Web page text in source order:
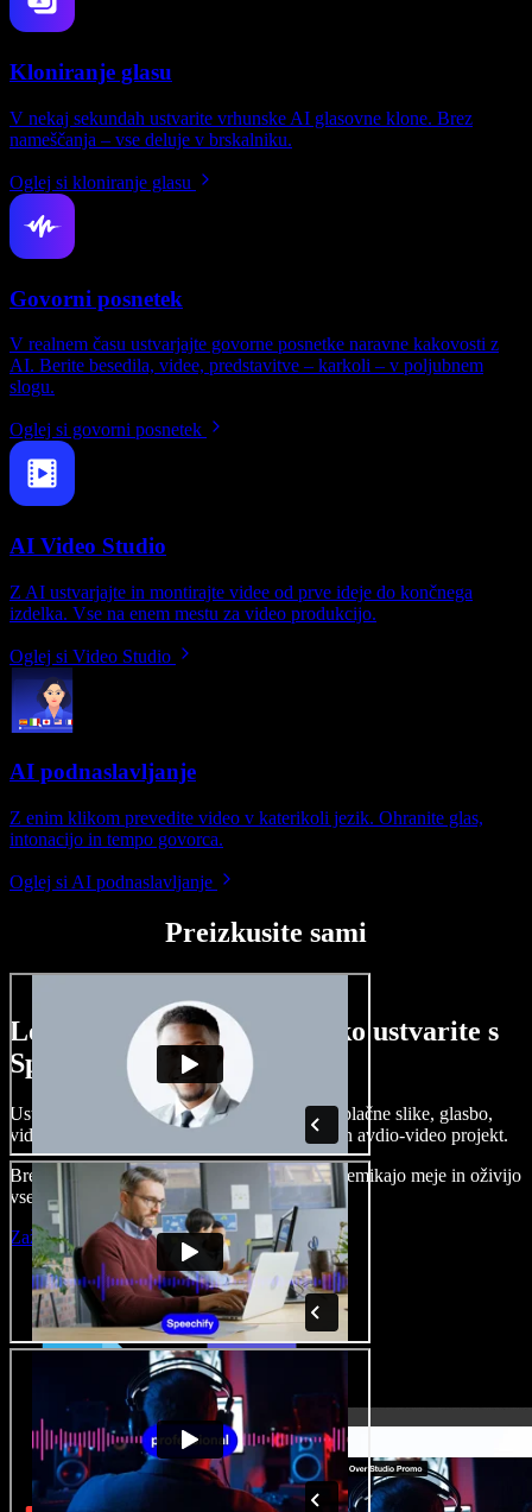
Kloniranje glasu
V nekaj sekundah ustvarite vrhunske AI glasovne klone. Brez
nameščanja – vse deluje v brskalniku.
Oglej si kloniranje glasu
Govorni posnetek
V realnem času ustvarjajte govorne posnetke naravne kakovosti z
AI. Berite besedila, videe, predstavitve – karkoli – v poljubnem
slogu.
Oglej si govorni posnetek
AI Video Studio
Z AI ustvarjajte in montirajte videe od prve ideje do končnega
izdelka. Vse na enem mestu za video produkcijo.
Oglej si Video Studio
AI podnaslavljanje
Z enim klikom prevedite video v katerikoli jezik. Ohranite glas,
intonacijo in tempo govorca.
Oglej si AI podnaslavljanje
Preizkusite sami
Le nekaj primerov, kaj lahko ustvarite s
Speechify Studio.
Ustvarjajte govorne posnetke, dodajajte brezplačne slike, glasbo,
videe, klonirajte svoj glas in pripravite celoten avdio-video projekt.
Brez učenja in kar iz brskalnika ustvarjalci premikajo meje in oživijo
vse ideje.
Zaženi Studio